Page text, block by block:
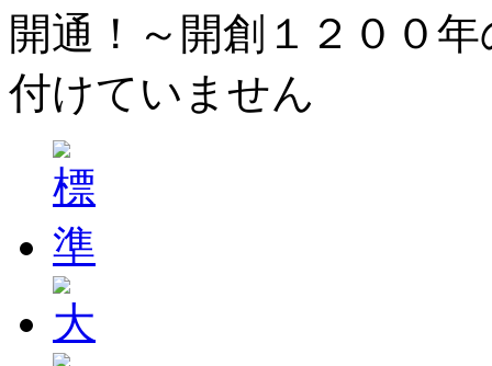
開通！～開創１２００
付けていません